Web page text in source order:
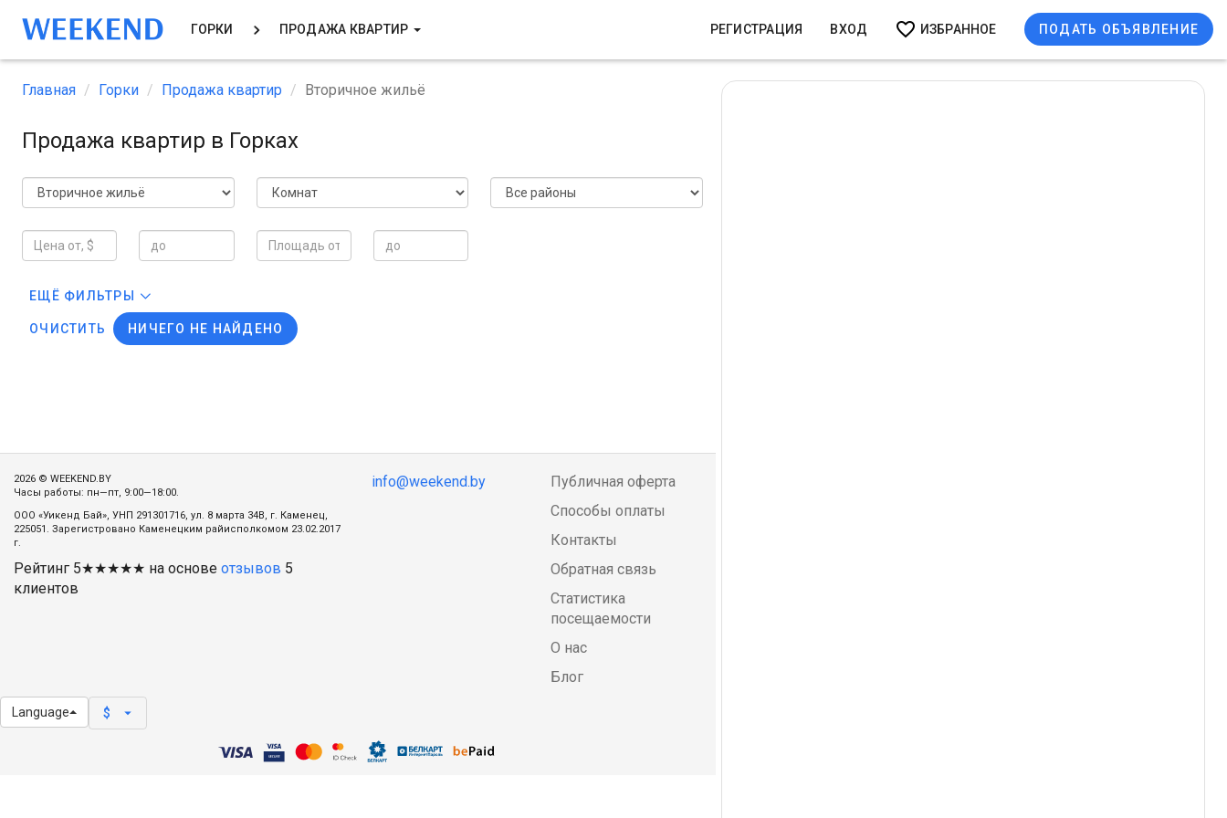
ГОРКИ ПРОДАЖА КВАРТИР РЕГИСТРАЦИЯ ВХОД ИЗБРАННОЕ ПОДАТЬ ОБЪЯВЛЕНИЕ
Главная Горки Продажа квартир Вторичное жильё
Продажа квартир в Горках
ЕЩЁ ФИЛЬТРЫ
ОЧИСТИТЬ НИЧЕГО НЕ НАЙДЕНО
2026 © WEEKEND.BY
Часы работы: пн—пт, 9:00—18:00.
ООО «Уикенд Бай», УНП 291301716, ул. 8 марта 34В, г. Каменец,
225051. Зарегистровано Каменецким райисполкомом 23.02.2017
г.
Рейтинг 5★★★★★ на основе отзывов 5
клиентов
info@weekend.by
Публичная оферта
Способы оплаты
Контакты
Обратная связь
Статистика
посещаемости
О нас
Блог
Language $ arrow_drop_down